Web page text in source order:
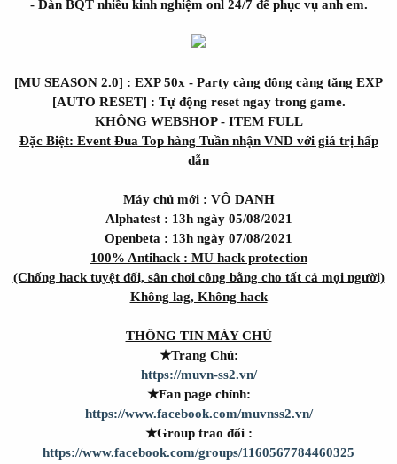
- Dàn BQT nhiều kinh nghiệm onl 24/7 để phục vụ anh em.
[MU SEASON 2.0] : EXP 50x - Party càng đông càng tăng EXP
[AUTO RESET] : Tự động reset ngay trong game.
KHÔNG WEBSHOP - ITEM FULL
Đặc Biệt: Event Đua Top hàng Tuần nhận VND với giá trị hấp
dẫn
Máy chủ mới : VÔ DANH
Alphatest : 13h ngày 05/08/2021
Openbeta : 13h ngày 07/08/2021
100% Antihack : MU hack protection
(Chống hack tuyệt đối, sân chơi công bằng cho tất cả mọi người)
Không lag, Không hack
THÔNG TIN MÁY CHỦ
★Trang Chủ:
https://muvn-ss2.vn/
★Fan page chính:
https://www.facebook.com/muvnss2.vn/
★Group trao đổi :
https://www.facebook.com/groups/1160567784460325